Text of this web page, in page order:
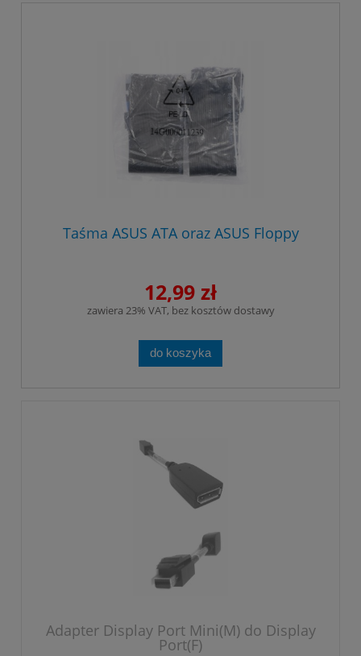
Taśma ASUS ATA oraz ASUS Floppy
12,99 zł
zawiera 23% VAT, bez kosztów dostawy
do koszyka
Adapter Display Port Mini(M) do Display
Port(F)